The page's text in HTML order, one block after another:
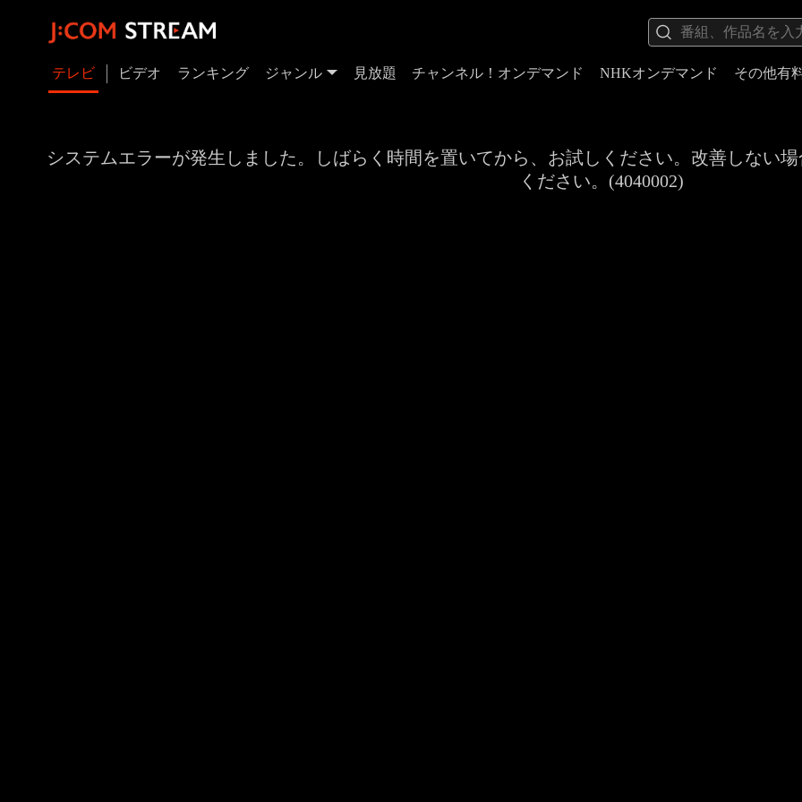
テレビ ビデオ ランキング ジャンル 見放題 チャンネル！オンデマンド NHKオンデマンド その他有
システムエラーが発生しました。しばらく時間を置いてから、お試しください。改善しない
ください。(4040002)